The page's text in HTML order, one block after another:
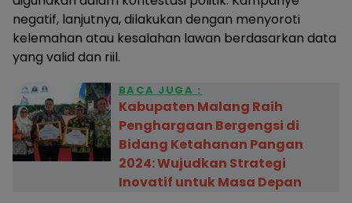
negatif, lanjutnya, dilakukan dengan menyoroti
kelemahan atau kesalahan lawan berdasarkan data
yang valid dan riil.
BACA JUGA :
Kabupaten Malang Raih
Penghargaan Bergengsi di
Bidang Ketahanan Pangan
2024: Wujudkan Strategi
Inovatif untuk Masa Depan